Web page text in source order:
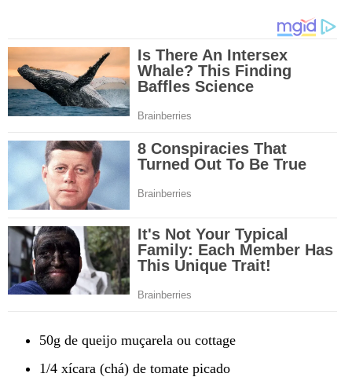
50g de queijo muçarela ou cottage
1/4 xícara (chá) de tomate picado